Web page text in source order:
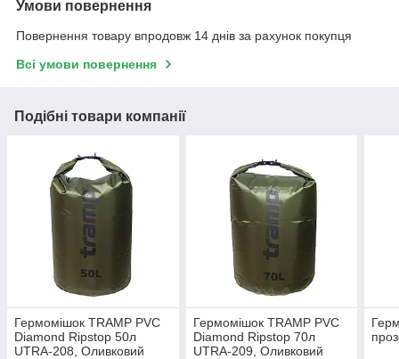
Умови повернення
Повернення товару впродовж 14 днів за рахунок покупця
Всі умови повернення
Подібні товари компанії
Гермомішок TRAMP PVC
Diamond Ripstop 50л
UTRA-208, Оливковий
Гермомішок TRAMP PVC
Diamond Ripstop 70л
UTRA-209, Оливковий